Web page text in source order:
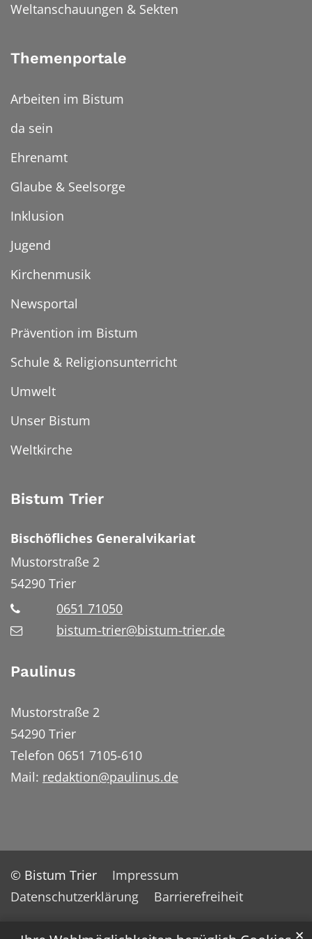
✕
Weltanschauungen & Sekten
Themenportale
Arbeiten im Bistum
da sein
Ehrenamt
Glaube & Seelsorge
Inklusion
Jugend
Kirchenmusik
Newsportal
Prävention im Bistum
Schule & Religionsunterricht
Umwelt
Unser Bistum
Weltkirche
Bistum Trier
Bischöfliches Generalvikariat
Mustorstraße 2
54290 Trier
0651 71050
bistum-trier@bistum-trier.de
Paulinus
Mustorstraße 2
54290 Trier
Telefon 0651 7105-610
Mail: redaktion@paulinus.de
© Bistum Trier
Impressum
Datenschutzerklärung
Barrierefreiheit